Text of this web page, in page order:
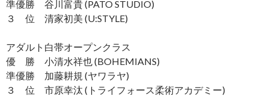
準優勝 谷川富貴 (PATO STUDIO)
３ 位 清家初美 (U:STYLE)
アダルト白帯オープンクラス
優 勝 小清水祥也 (BOHEMIANS)
準優勝 加藤耕規 (ヤワラヤ)
３ 位 市原幸汰 (トライフォース柔術アカデミー)